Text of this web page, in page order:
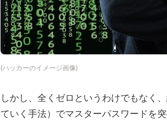
(ハッカーのイメージ画像)
しかし、全くゼロというわけでもなく、
ていく手法）でマスターパスワードを